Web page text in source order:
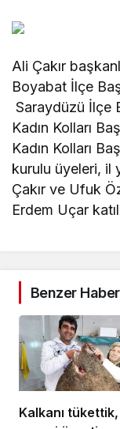
Ali Çakır
Boyabat İlçe
Saraydüzü İlçe
Kadın Kolları
Kadın Kolları
kurulu üyeleri, il
Çakır ve Ufuk
Erdem Uçar
Benzer
Kalkanı